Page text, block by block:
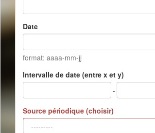
Date
format: aaaa-mm-jj
Intervalle de date (entre x et y)
-
Source périodique (choisir)